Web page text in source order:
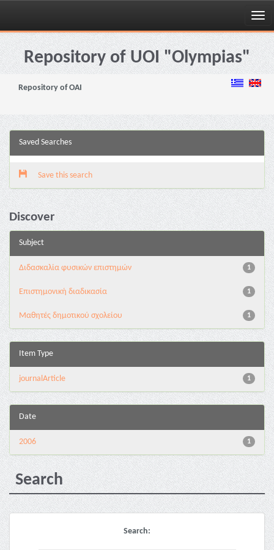
Skip
navigationRepository of UOI "Olympias"
Repository of OAI
Saved Searches
Save this search
Discover
Subject
1
Διδασκαλία φυσικών επιστημών
1
Επιστημονική διαδικασία
1
Μαθητές δημοτικού σχολείου
Item Type
1
journalArticle
Date
1
2006
Search
Search: